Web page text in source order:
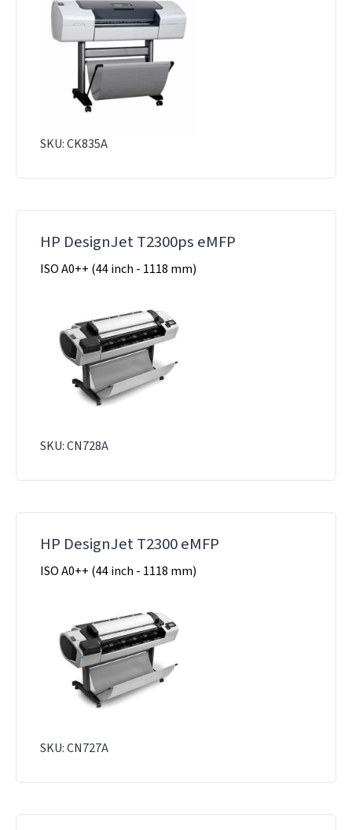
SKU: CK835A
HP DesignJet T2300ps eMFP
ISO A0++ (44 inch - 1118 mm)
SKU: CN728A
HP DesignJet T2300 eMFP
ISO A0++ (44 inch - 1118 mm)
SKU: CN727A